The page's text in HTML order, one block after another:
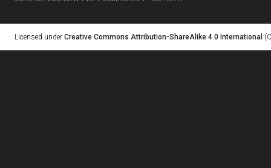
Licensed under Creative Commons Attribution-ShareAlike 4.0 International